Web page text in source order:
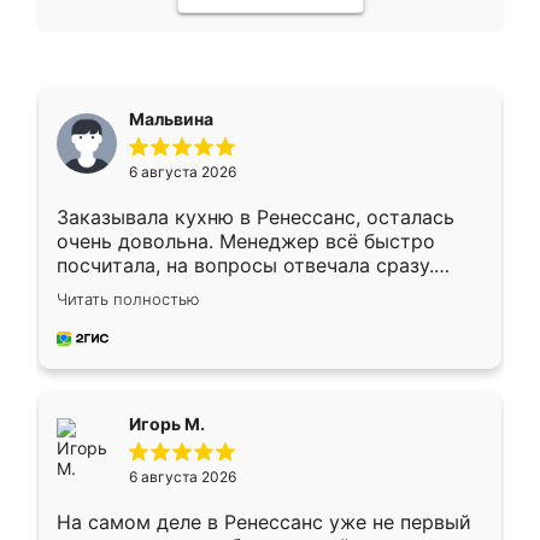
Мальвина
6 августа 2026
Заказывала кухню в Ренессанс, осталась
очень довольна. Менеджер всё быстро
посчитала, на вопросы отвечала сразу.
Замерщик приехал в субботу, подошёл к
делу со всей ответственностью. Собрали
за день, ребята работали аккуратно, даже
Читать полностью
Игорь М.
6 августа 2026
На самом деле в Ренессанс уже не первый